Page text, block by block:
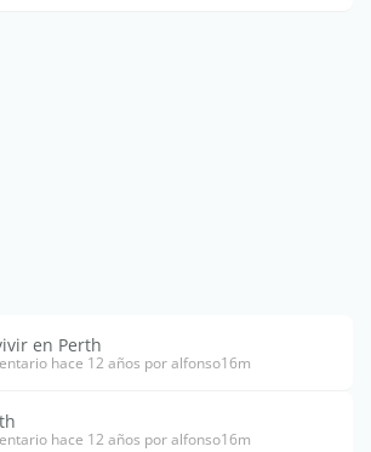
en Perth
hace 12 años por alfonso16m
hace 12 años por alfonso16m